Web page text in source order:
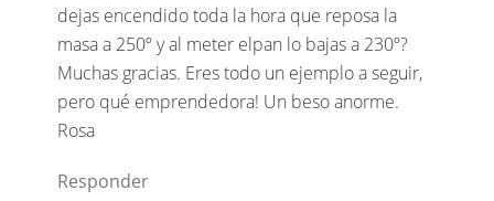
dejas encendido toda la hora que reposa la
masa a 250º y al meter elpan lo bajas a 230º?
Muchas gracias. Eres todo un ejemplo a seguir,
pero qué emprendedora! Un beso anorme.
Rosa
Responder